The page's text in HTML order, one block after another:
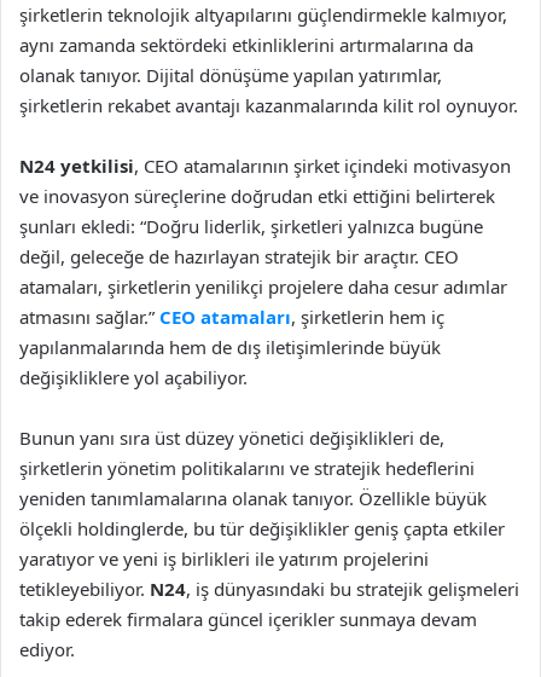
şirketlerin teknolojik altyapılarını güçlendirmekle kalmıyor,
aynı zamanda sektördeki etkinliklerini artırmalarına da
olanak tanıyor. Dijital dönüşüme yapılan yatırımlar,
şirketlerin rekabet avantajı kazanmalarında kilit rol oynuyor.
N24 yetkilisi, CEO atamalarının şirket içindeki motivasyon
ve inovasyon süreçlerine doğrudan etki ettiğini belirterek
şunları ekledi: “Doğru liderlik, şirketleri yalnızca bugüne
değil, geleceğe de hazırlayan stratejik bir araçtır. CEO
atamaları, şirketlerin yenilikçi projelere daha cesur adımlar
atmasını sağlar.” CEO atamaları, şirketlerin hem iç
yapılanmalarında hem de dış iletişimlerinde büyük
değişikliklere yol açabiliyor.
Bunun yanı sıra üst düzey yönetici değişiklikleri de,
şirketlerin yönetim politikalarını ve stratejik hedeflerini
yeniden tanımlamalarına olanak tanıyor. Özellikle büyük
ölçekli holdinglerde, bu tür değişiklikler geniş çapta etkiler
yaratıyor ve yeni iş birlikleri ile yatırım projelerini
tetikleyebiliyor. N24, iş dünyasındaki bu stratejik gelişmeleri
takip ederek firmalara güncel içerikler sunmaya devam
ediyor.